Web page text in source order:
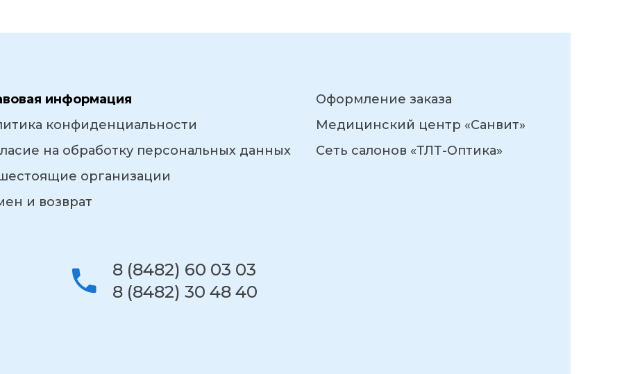
информация
конфиденциальности
на обработку персональных данных
организации
и возврат
Оформление заказа
Медицинский центр «Санвит»
Сеть салонов «ТЛТ-Оптика»
8 (8482) 60 03 03
8 (8482) 30 48 40